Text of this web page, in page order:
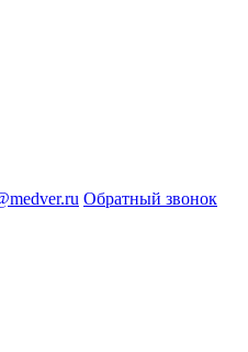
Обратный звонок